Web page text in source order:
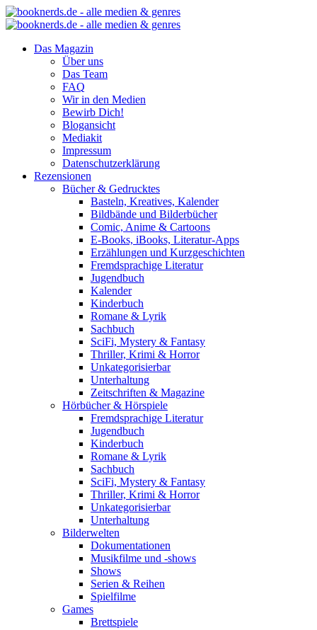
Das Magazin
Über uns
Das Team
FAQ
Wir in den Medien
Bewirb Dich!
Blogansicht
Mediakit
Impressum
Datenschutzerklärung
Rezensionen
Bücher & Gedrucktes
Basteln, Kreatives, Kalender
Bildbände und Bilderbücher
Comic, Anime & Cartoons
E-Books, iBooks, Literatur-Apps
Erzählungen und Kurzgeschichten
Fremdsprachige Literatur
Jugendbuch
Kalender
Kinderbuch
Romane & Lyrik
Sachbuch
SciFi, Mystery & Fantasy
Thriller, Krimi & Horror
Unkategorisierbar
Unterhaltung
Zeitschriften & Magazine
Hörbücher & Hörspiele
Fremdsprachige Literatur
Jugendbuch
Kinderbuch
Romane & Lyrik
Sachbuch
SciFi, Mystery & Fantasy
Thriller, Krimi & Horror
Unkategorisierbar
Unterhaltung
Bilderwelten
Dokumentationen
Musikfilme und -shows
Shows
Serien & Reihen
Spielfilme
Games
Brettspiele